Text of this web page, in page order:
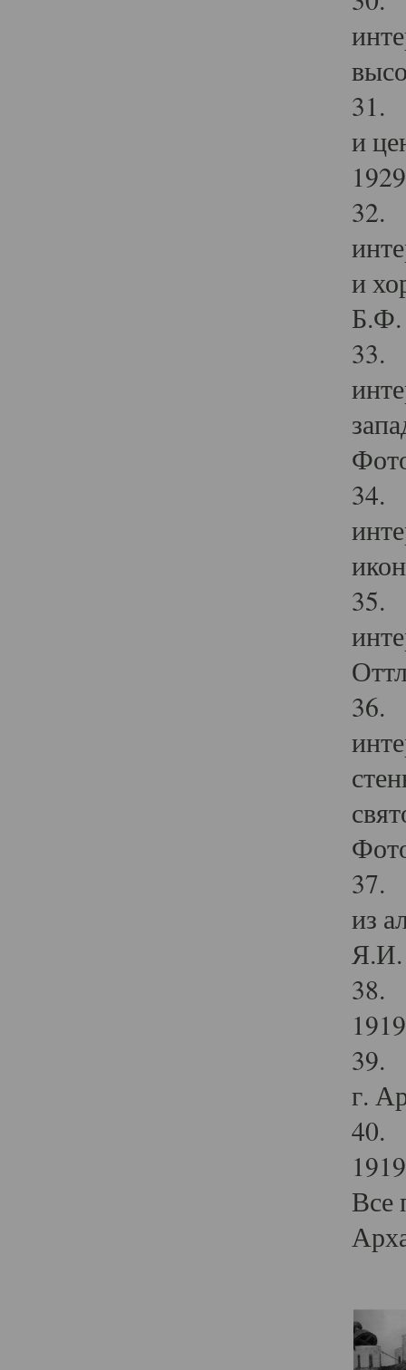
31.
и
32.
и
Б.Ф.
33.
34.
35.
36.
37.
из
Я.И.
38.
39.
г.
40.
Все